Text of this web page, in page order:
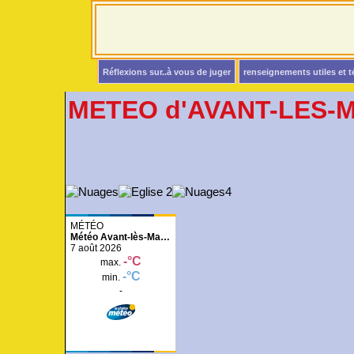
Réflexions sur..à vous de juger renseignements utiles et
METEO d'AVANT-LES-
Météo Avant-lès-
Marcilly